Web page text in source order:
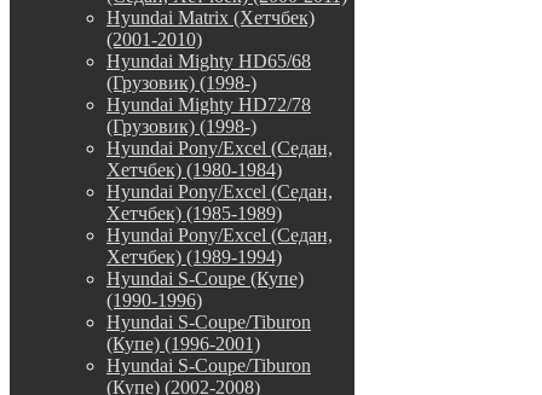
Hyundai Matrix (Хетчбек)
(2001-2010)
Hyundai Mighty HD65/68
(Грузовик) (1998-)
Hyundai Mighty HD72/78
(Грузовик) (1998-)
Hyundai Pony/Excel (Седан,
Хетчбек) (1980-1984)
Hyundai Pony/Excel (Седан,
Хетчбек) (1985-1989)
Hyundai Pony/Excel (Седан,
Хетчбек) (1989-1994)
Hyundai S-Coupe (Купе)
(1990-1996)
Hyundai S-Coupe/Tiburon
(Купе) (1996-2001)
Hyundai S-Coupe/Tiburon
(Купе) (2002-2008)